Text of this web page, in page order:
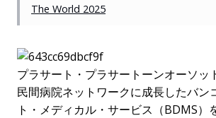
The World 2025
プラサート・プラサートーンオーソッ
民間病院ネットワークに成長したバン
ト・メディカル・サービス（BDMS）